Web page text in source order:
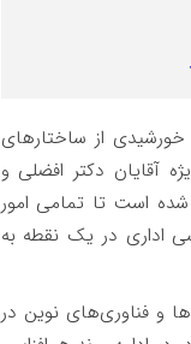
از ساختارهای
آقایان دکتر افضلی و
است تا تمامی امور
اداری در یک نقطه به
فناوری‌های نوین در